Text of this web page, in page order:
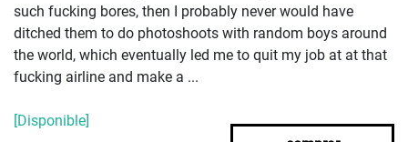
such fucking bores, then I probably never would have
ditched them to do photoshoots with random boys around
the world, which eventually led me to quit my job at at that
fucking airline and make a ...
[Disponible]